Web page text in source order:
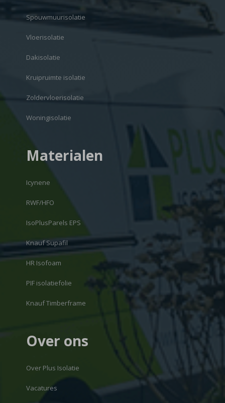
Spouwmuurisolatie
Vloerisolatie
Dakisolatie
Kruipruimte isolatie
Zoldervloerisolatie
Woningisolatie
Materialen
Icynene
RWF/HFO
IsoPlusParels EPS
Knauf Supafil
HR Isofoam
PIF isolatiefolie
Knauf Timberframe
Over ons
Over Plus Isolatie
Vacatures